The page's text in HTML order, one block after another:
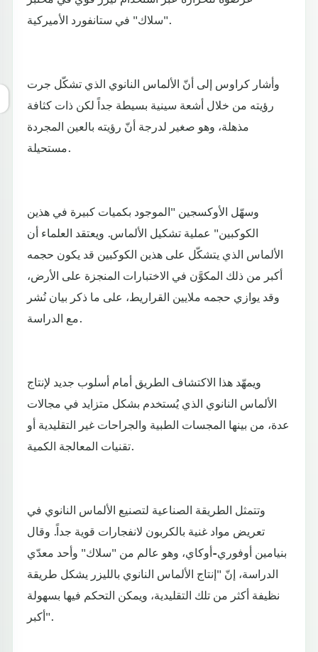
"سلاك" في ستانفورد الأميركية.
وأشار كراوس إلى أنّ الألماس النانوي الذي تشكّل جرت
رؤيته من خلال أشعة سينية بسيطة جداً لكن ذات كثافة
مذهلة، وهو صغير لدرجة أنّ رؤيته بالعين المجردة
مستحيلة.
وسهّل الأوكسجين "الموجود بكميات كبيرة في هذين
الكوكبين" عملية تشكيل الألماس. ويعتقد العلماء أن
الألماس الذي يتشكّل على هذين الكوكبين قد يكون حجمه
أكبر من ذلك المكوَّن في الاختبارات المنجزة على الأرض،
وقد يوازي حجمه ملايين القراريط، على ما ذكر بيان نُشر
مع الدراسة.
ويمهّد هذا الاكتشاف الطريق أمام أسلوب جديد لإنتاج
الألماس النانوي الذي يُستخدم بشكل متزايد في مجالات
عدة، من بينها المجسات الطبية والجراحات غير التقليدية أو
تقنيات المعالجة الكمية.
وتتمثل الطريقة الصناعية لتصنيع الألماس النانوي في
تعريض مواد غنية بالكربون لانفجارات قوية جداً. وقال
بنيامين أوفوري-أوكاي، وهو عالم من "سلاك" وأحد معدّي
الدراسة، إنّ "إنتاج الألماس النانوي بالليزر يشكل طريقة
نظيفة أكثر من تلك التقليدية، ويمكن التحكم فيها بسهولة
أكبر".